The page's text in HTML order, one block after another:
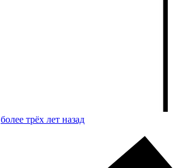
более трёх лет назад